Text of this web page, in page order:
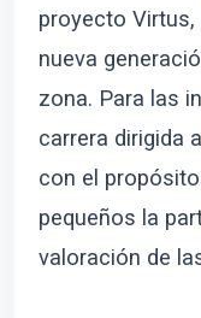
proyecto Virtus,
nueva
zona. Para las
carrera dirigida
con el
pequeños la
valoración de